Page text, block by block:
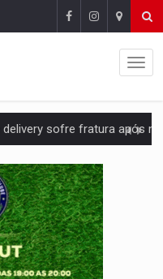
Guimarães e as nuvens no céu de Rondônia –
Nunes Marques reduz pena de Acir Gurgacz e declara
Museólogo Antônio Ocampo lança livro
de candidata a deputada federal do PL salta R$ 1
de uma tonelada de drogas em fundo